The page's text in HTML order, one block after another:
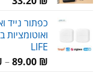
כפתור נייד
LIFE
89.00 ₪
–